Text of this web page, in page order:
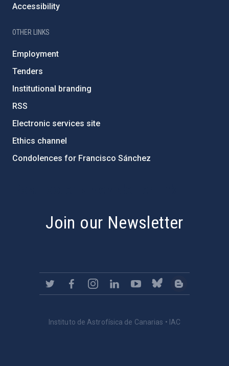
Accessibility
OTHER LINKS
Employment
Tenders
Institutional branding
RSS
Electronic services site
Ethics channel
Condolences for Francisco Sánchez
Join our Newsletter
Instituto de Astrofísica de Canarias • IAC